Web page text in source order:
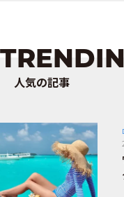
人気の記事